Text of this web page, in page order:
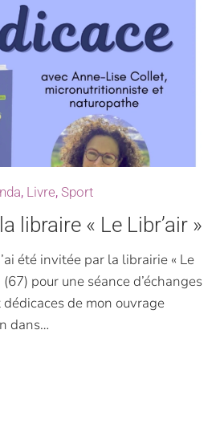
, Livre,Sport
libraire « Le Libr’air »
été invitée par la librairie « Le
pour une séance d’échanges
de mon ouvrage
dans…